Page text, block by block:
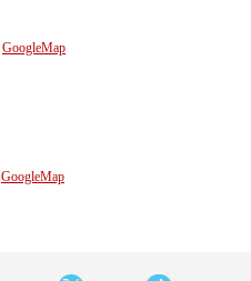
GoogleMap
GoogleMap